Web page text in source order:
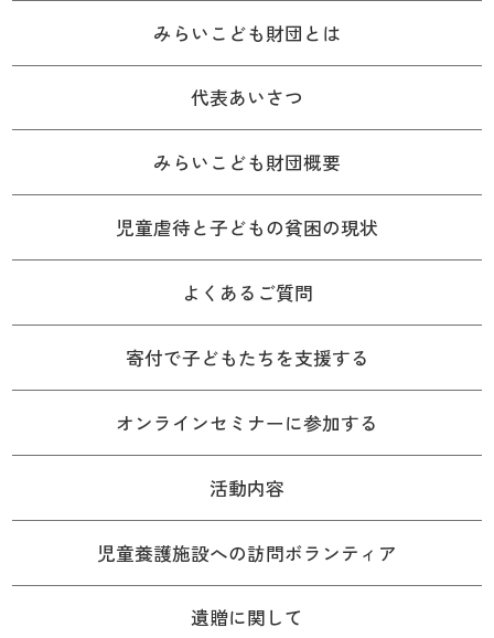
みらいこども財団とは
代表あいさつ
みらいこども財団概要
児童虐待と子どもの貧困の現状
よくあるご質問
寄付で子どもたちを支援する
オンラインセミナーに参加する
活動内容
児童養護施設への訪問ボランティア
遺贈に関して